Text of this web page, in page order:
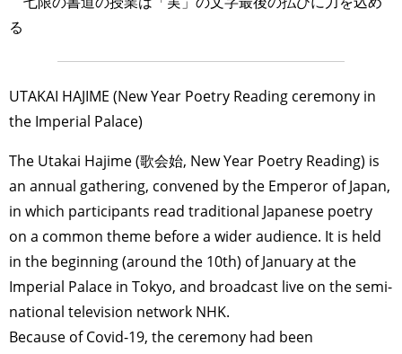
TAGS RANKING
ART WORLD CULTURAL ESSAYS POP CULTURE JP-SOCIETY
POLITICS REVIEWS ARTICLES
る
UTAKAI HAJIME (New Year Poetry Reading ceremony in
the Imperial Palace)
The Utakai Hajime (歌会始, New Year Poetry Reading) is
an annual gathering, convened by the Emperor of Japan,
in which participants read traditional Japanese poetry
on a common theme before a wider audience. It is held
in the beginning (around the 10th) of January at the
Imperial Palace in Tokyo, and broadcast live on the semi-
national television network NHK.
Because of Covid-19, the ceremony had been